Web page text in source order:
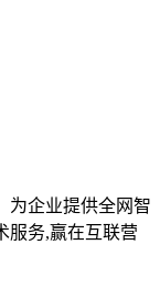
为企业提供全网智
服务,赢在互联营